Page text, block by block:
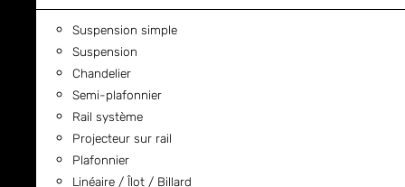
Suspension simple
Suspension
Chandelier
Semi-plafonnier
Rail système
Projecteur sur rail
Plafonnier
Linéaire / Îlot / Billard